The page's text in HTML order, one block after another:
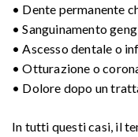
• Dente permanente
• Sanguinamento
• Ascesso dentale o
• Otturazione o
• Dolore dopo un
In tutti questi casi, il